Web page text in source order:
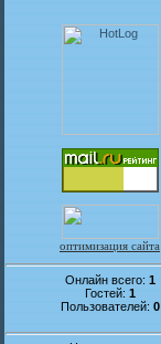
оптимизация сайта
Онлайн всего: 1
Гостей: 1
Пользователей: 0